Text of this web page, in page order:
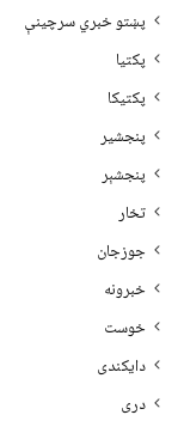
پښتو خبري سرچينې
پکتيا
پکتیکا
پنجشیر
پنجشېر
تخار
جوزجان
خبرونه
خوست
دایکندی
دری